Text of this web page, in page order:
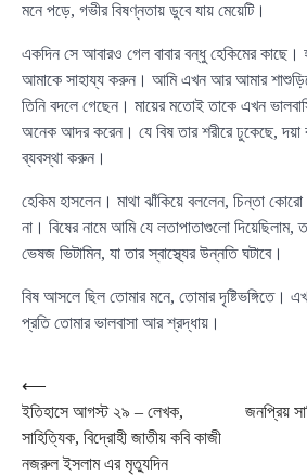
মনে পড়ে, গভীর বিষণ্নতায় ডুবে যায় মেয়েটি।
একদিন সে আবারও গেল বাবার বন্ধু হেকিমের কাছে।
আমাকে সাহায্য করুন। আমি এখন আর আমার
তিনি বদলে গেছেন। মায়ের মতোই তাকে এখন
অনেক আদর করেন। যে বিষ তার শরীরে ঢুকেছে, দয়া
ব্যবস্থা করুন।
হেকিম হাসলেন। মাথা ঝাঁকিয়ে বললেন, চিন্তা
না। বিষের নামে আমি যে লতাপাতাগুলো
ভেষজ ভিটামিন, যা তার স্বাস্থ্যের উন্নতি ঘটাবে।
বিষ আসলে ছিল তোমার মনে, তোমার দৃষ্টিভঙ্গিতে।
প্রতি তোমার ভালবাসা আর শ্রদ্ধায়।
Post
navigation
⟵
ইতিহাসে আগস্ট ২৯ – লেখক,
সাহিত্যিক, বিদ্রোহী জাতীয় কবি কাজী
নজরুল ইসলাম এর মৃত্যুদিন
জনপ্রিয়